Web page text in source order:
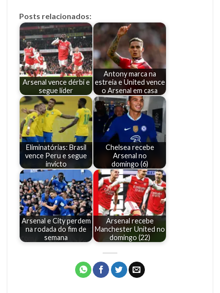
Posts relacionados:
Arsenal vence dérbi e
segue líder
Antony marca na
estreia e United vence
o Arsenal em casa
Eliminatórias: Brasil
vence Peru e segue
invicto
Chelsea recebe
Arsenal no
domingo (6)
Arsenal e City perdem
na rodada do fim de
semana
Arsenal recebe
Manchester United no
domingo (22)